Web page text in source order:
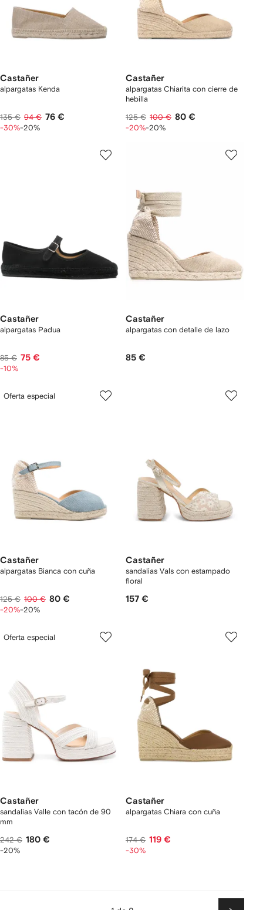
Castañer
alpargatas Kenda
135 € 94 € 76 €
-30%-20%
Castañer
alpargatas Chiarita con cierre de
hebilla
125 € 100 € 80 €
-20%-20%
Castañer
alpargatas Padua
85 € 75 €
-10%
Castañer
alpargatas con detalle de lazo
85 €
Oferta especial
Castañer
alpargatas Bianca con cuña
125 € 100 € 80 €
-20%-20%
Castañer
sandalias Vals con estampado
floral
157 €
Oferta especial
Castañer
sandalias Valle con tacón de 90
mm
242 € 180 €
-20%
Castañer
alpargatas Chiara con cuña
174 € 119 €
-30%